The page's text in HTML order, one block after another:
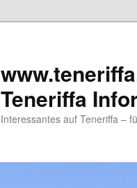
Teneriffa
Interessantes auf Teneriffa –